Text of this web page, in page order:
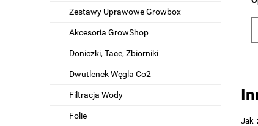
Zestawy Uprawowe Growbox
Akcesoria GrowShop
Doniczki, Tace, Zbiorniki
Dwutlenek Węgla Co2
Filtracja Wody
Folie
Jak